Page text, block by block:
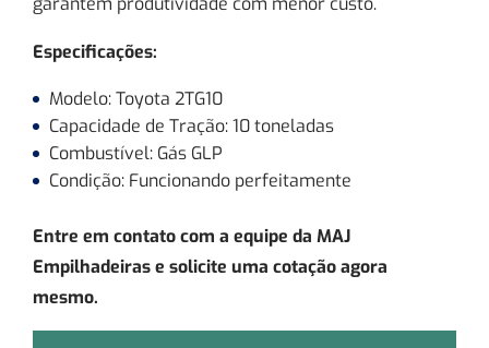
Especificações:
Modelo: Toyota 2TG10
Capacidade de Tração: 10 toneladas
Combustível: Gás GLP
Condição: Funcionando perfeitamente
Entre em contato com a equipe da MAJ
Empilhadeiras e solicite uma cotação agora
mesmo.